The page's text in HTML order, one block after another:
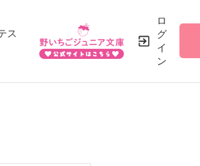
ス
ロ
グ
イ
ン